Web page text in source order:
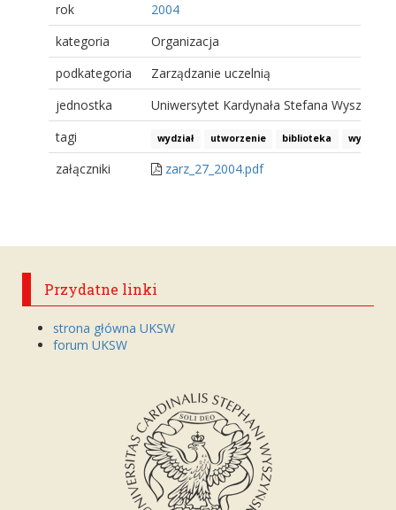
rok
2004
kategoria
Organizacja
podkategoria
Zarządzanie uczelnią
jednostka
Uniwersytet Kardynała Stefana
tagi
wydział utworzenie biblioteka wydział
załączniki zarz_27_2004.pdf
Przydatne linki
strona główna UKSW
forum UKSW